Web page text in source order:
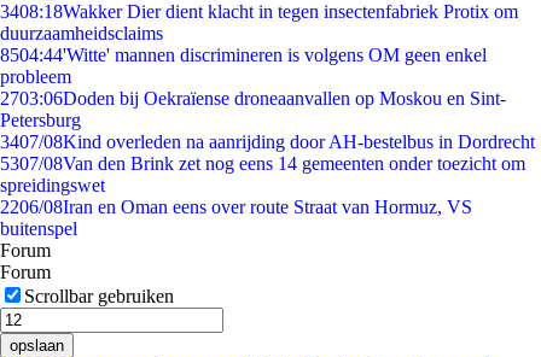
3408:18Wakker Dier dient klacht in tegen insectenfabriek Protix om
duurzaamheidsclaims
8504:44'Witte' mannen discrimineren is volgens OM geen enkel
probleem
2703:06Doden bij Oekraïense droneaanvallen op Moskou en Sint-
Petersburg
3407/08Kind overleden na aanrijding door AH-bestelbus in Dordrecht
5307/08Van den Brink zet nog eens 14 gemeenten onder toezicht om
spreidingswet
2206/08Iran en Oman eens over route Straat van Hormuz, VS
buitenspel
Forum
Forum
Scrollbar gebruiken
opslaan